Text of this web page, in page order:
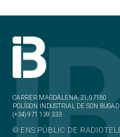
CARRER MAGDALENA, 21, 07180
POLÍGON INDUSTRIAL DE SON
(+34) 971 139 333
© ENS PÚBLIC DE